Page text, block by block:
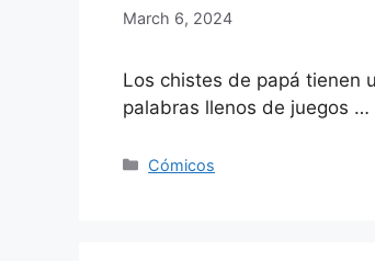
March 6, 2024
Los chistes de papá tienen
palabras llenos de juegos …
Categories
Cómicos